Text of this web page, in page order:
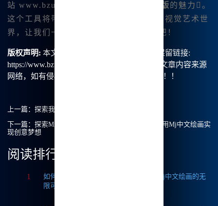
站 www.bzu.cn Midjourney中文版的魅力。
这个工具将带你进入一个充满无限可能的视觉艺术世
界，让我们一起创作，享受艺术的乐|趣吧！
版权声明: 本文由【B族智能】原创，转载请保留链接:
https://www.bzu.cn/news/show/8538.html，部分文章内容来源
网络，如有侵权请联系我们删除处理。谢谢！！！
上一篇： 探索我的Midjourney中文绘画之旅
下一篇： 探索Midjourney官方中文版：我如何轻松使用Mj中文绘画实
现创意梦想
阅读排行
1
如何获取Midjourney破解版免费？探索Mj中文绘画的无
限可能